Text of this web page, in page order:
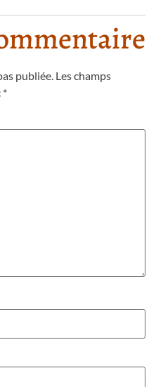
publiée. Les champs
*